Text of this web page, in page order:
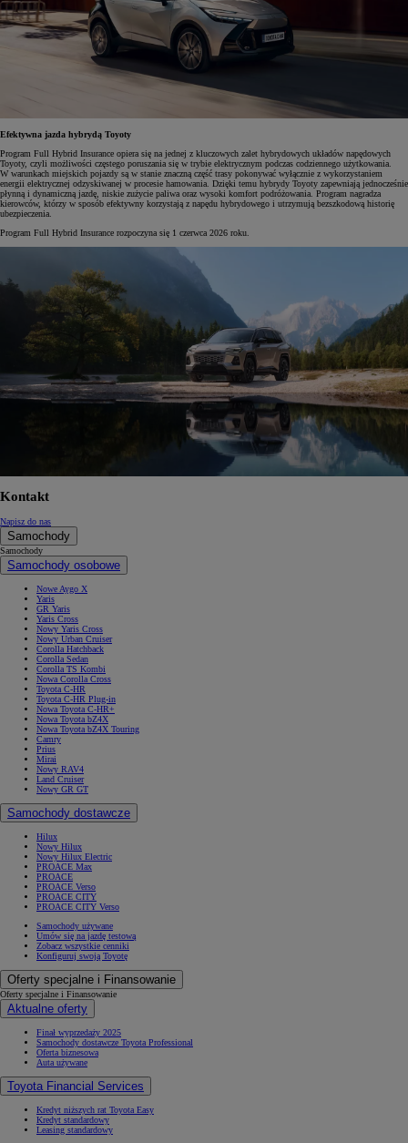
Efektywna jazda hybrydą Toyoty
Program Full Hybrid Insurance opiera się na jednej z kluczowych zalet hybrydowych układów napędowych
Toyoty, czyli możliwości częstego poruszania się w trybie elektrycznym podczas codziennego użytkowania.
W warunkach miejskich pojazdy są w stanie znaczną część trasy pokonywać wyłącznie z wykorzystaniem
energii elektrycznej odzyskiwanej w procesie hamowania. Dzięki temu hybrydy Toyoty zapewniają jednocześnie
płynną i dynamiczną jazdę, niskie zużycie paliwa oraz wysoki komfort podróżowania. Program nagradza
kierowców, którzy w sposób efektywny korzystają z napędu hybrydowego i utrzymują bezszkodową historię
ubezpieczenia.
Program Full Hybrid Insurance rozpoczyna się 1 czerwca 2026 roku.
Kontakt
Napisz do nas
Samochody
Samochody
Samochody osobowe
Nowe Aygo X
Yaris
GR Yaris
Yaris Cross
Nowy Yaris Cross
Nowy Urban Cruiser
Corolla Hatchback
Corolla Sedan
Corolla TS Kombi
Nowa Corolla Cross
Toyota C-HR
Toyota C-HR Plug-in
Nowa Toyota C-HR+
Nowa Toyota bZ4X
Nowa Toyota bZ4X Touring
Camry
Prius
Mirai
Nowy RAV4
Land Cruiser
Nowy GR GT
Samochody dostawcze
Hilux
Nowy Hilux
Nowy Hilux Electric
PROACE Max
PROACE
PROACE Verso
PROACE CITY
PROACE CITY Verso
Samochody używane
Umów się na jazdę testową
Zobacz wszystkie cenniki
Konfiguruj swoją Toyotę
Oferty specjalne i Finansowanie
Oferty specjalne i Finansowanie
Aktualne oferty
Finał wyprzedaży 2025
Samochody dostawcze Toyota Professional
Oferta biznesowa
Auta używane
Toyota Financial Services
Kredyt niższych rat Toyota Easy
Kredyt standardowy
Leasing standardowy